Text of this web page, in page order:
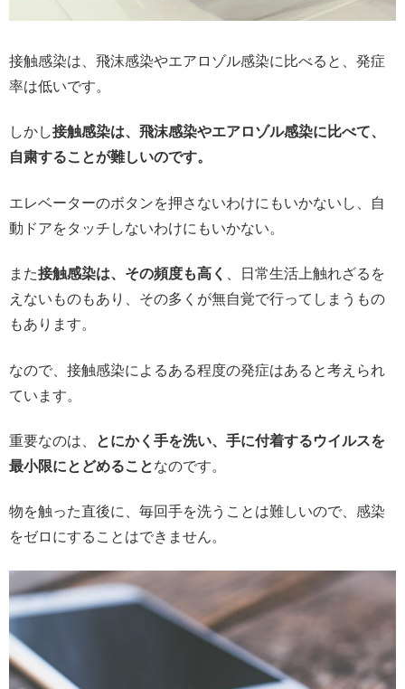
接触感染は、飛沫感染やエアロゾル感染に比べると、発症
率は低いです。
しかし接触感染は、飛沫感染やエアロゾル感染に比べて、
自粛することが難しいのです。
エレベーターのボタンを押さないわけにもいかないし、自
動ドアをタッチしないわけにもいかない。
また接触感染は、その頻度も高く
、日常生活上触れざるを
えないものもあり、その多くが無自覚で行ってしまうもの
もあります。
なので、接触感染によるある程度の発症はあると考えられ
ています。
重要なのは、
とにかく手を洗い、手に付着するウイルスを
最小限にとどめることなのです。
物を触った直後に、毎回手を洗うことは難しいので、感染
をゼロにすることはできません。